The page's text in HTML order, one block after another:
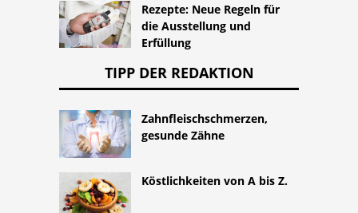
Rezepte: Neue Regeln für
die Ausstellung und
Erfüllung
TIPP DER REDAKTION
Zahnfleischschmerzen,
gesunde Zähne
Köstlichkeiten von A bis Z.